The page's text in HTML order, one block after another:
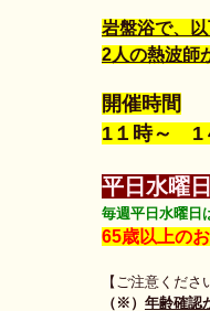
岩盤浴で、
2人の熱波師
開催時間
1１時～ 1
平日水曜
毎週平日水曜日
65歳以上の
【ご注意くださ
（※） 年齢確認